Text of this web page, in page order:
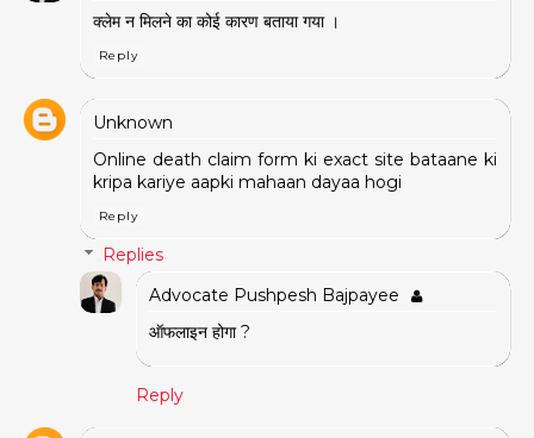
क्लेम न मिलने का कोई कारण बताया गया ।
Reply
Unknown
Online death claim form ki exact site bataane ki
kripa kariye aapki mahaan dayaa hogi
Reply
Replies
Advocate Pushpesh Bajpayee
ऑफलाइन होगा ?
Reply